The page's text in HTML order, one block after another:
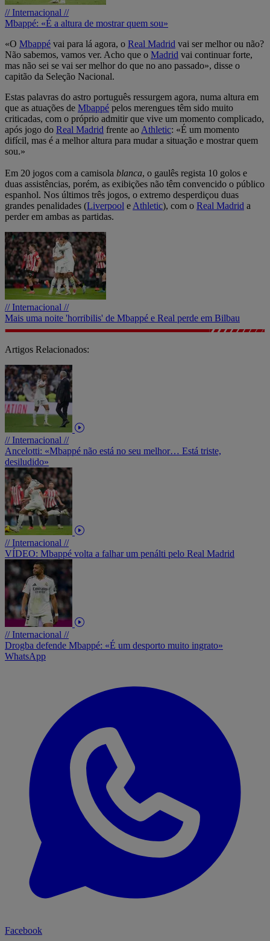
// Internacional //
Mbappé: «É a altura de mostrar quem sou»
«O Mbappé vai para lá agora, o Real Madrid vai ser melhor ou não?
Não sabemos, vamos ver. Acho que o Madrid vai continuar forte,
mas não sei se vai ser melhor do que no ano passado», disse o
capitão da Seleção Nacional.
Estas palavras do astro português ressurgem agora, numa altura em
que as atuações de Mbappé pelos merengues têm sido muito
criticadas, com o próprio admitir que vive um momento complicado,
após jogo do Real Madrid frente ao Athletic: «É um momento
difícil, mas é a melhor altura para mudar a situação e mostrar quem
sou.»
Em 20 jogos com a camisola blanca, o gaulês regista 10 golos e
duas assistências, porém, as exibições não têm convencido o público
espanhol. Nos últimos três jogos, o extremo desperdiçou duas
grandes penalidades (Liverpool e Athletic), com o Real Madrid a
perder em ambas as partidas.
// Internacional //
Mais uma noite 'horribilis' de Mbappé e Real perde em Bilbau
Artigos Relacionados:
// Internacional //
Ancelotti: «Mbappé não está no seu melhor… Está triste,
desiludido»
// Internacional //
VÍDEO: Mbappé volta a falhar um penálti pelo Real Madrid
// Internacional //
Drogba defende Mbappé: «É um desporto muito ingrato»
WhatsApp
Facebook